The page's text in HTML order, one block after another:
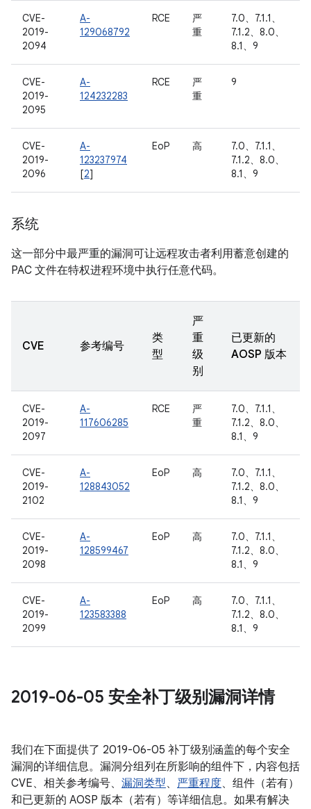
CVE-
2019-
2094
A-
129068792
RCE
严
重
7.0、7.1.1、
7.1.2、8.0、
8.1、9
CVE-
2019-
2095
A-
124232283
RCE
严
重
9
CVE-
2019-
2096
A-
123237974
[2]
EoP 高
7.0、7.1.1、
7.1.2、8.0、
8.1、9
系统
这一部分中最严重的漏洞可让远程攻击者利用蓄意创建的
PAC 文件在特权进程环境中执行任意代码。
CVE 参考编号
类
型
严
重
级
别
已更新的
AOSP 版本
CVE-
2019-
2097
A-
117606285
RCE
严
重
7.0、7.1.1、
7.1.2、8.0、
8.1、9
CVE-
2019-
2102
A-
128843052
EoP 高
7.0、7.1.1、
7.1.2、8.0、
8.1、9
CVE-
2019-
2098
A-
128599467
EoP 高
7.0、7.1.1、
7.1.2、8.0、
8.1、9
CVE-
2019-
2099
A-
123583388
EoP 高
7.0、7.1.1、
7.1.2、8.0、
8.1、9
2019-06-05 安全补丁级别漏洞详情
我们在下面提供了 2019-06-05 补丁级别涵盖的每个安全
漏洞的详细信息。漏洞分组列在所影响的组件下，内容包括
CVE、相关参考编号、 漏洞类型、 严重程度、组件（若有）
和已更新的 AOSP 版本（若有）等详细信息。如果有解决